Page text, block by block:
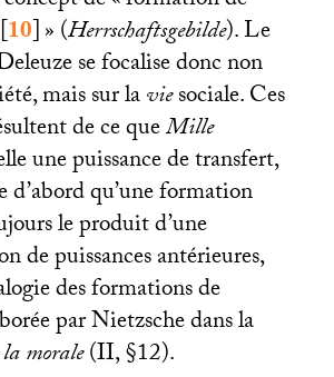
10]» (Herrschaftsgebilde). Le
se focalise donc non
mais sur laviesociale. Ces
de ce queMille
une puissance de transfert,
qu’une formation
le produit d’une
de puissances antérieures,
des formations de
par Nietzsche dans la
morale(II, §12).